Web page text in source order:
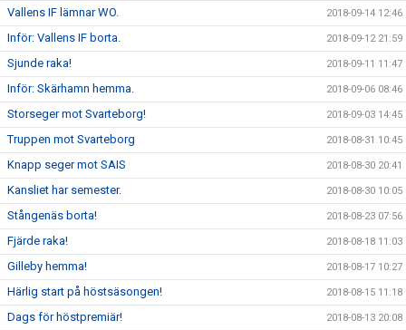
Vallens IF lämnar WO. 2018-09-14 12:46
Inför: Vallens IF borta. 2018-09-12 21:59
Sjunde raka! 2018-09-11 11:47
Inför: Skärhamn hemma. 2018-09-06 08:46
Storseger mot Svarteborg! 2018-09-03 14:45
Truppen mot Svarteborg 2018-08-31 10:45
Knapp seger mot SAIS 2018-08-30 20:41
Kansliet har semester. 2018-08-30 10:05
Stångenäs borta! 2018-08-23 07:56
Fjärde raka! 2018-08-18 11:03
Gilleby hemma! 2018-08-17 10:27
Härlig start på höstsäsongen! 2018-08-15 11:18
Dags för höstpremiär! 2018-08-13 20:08